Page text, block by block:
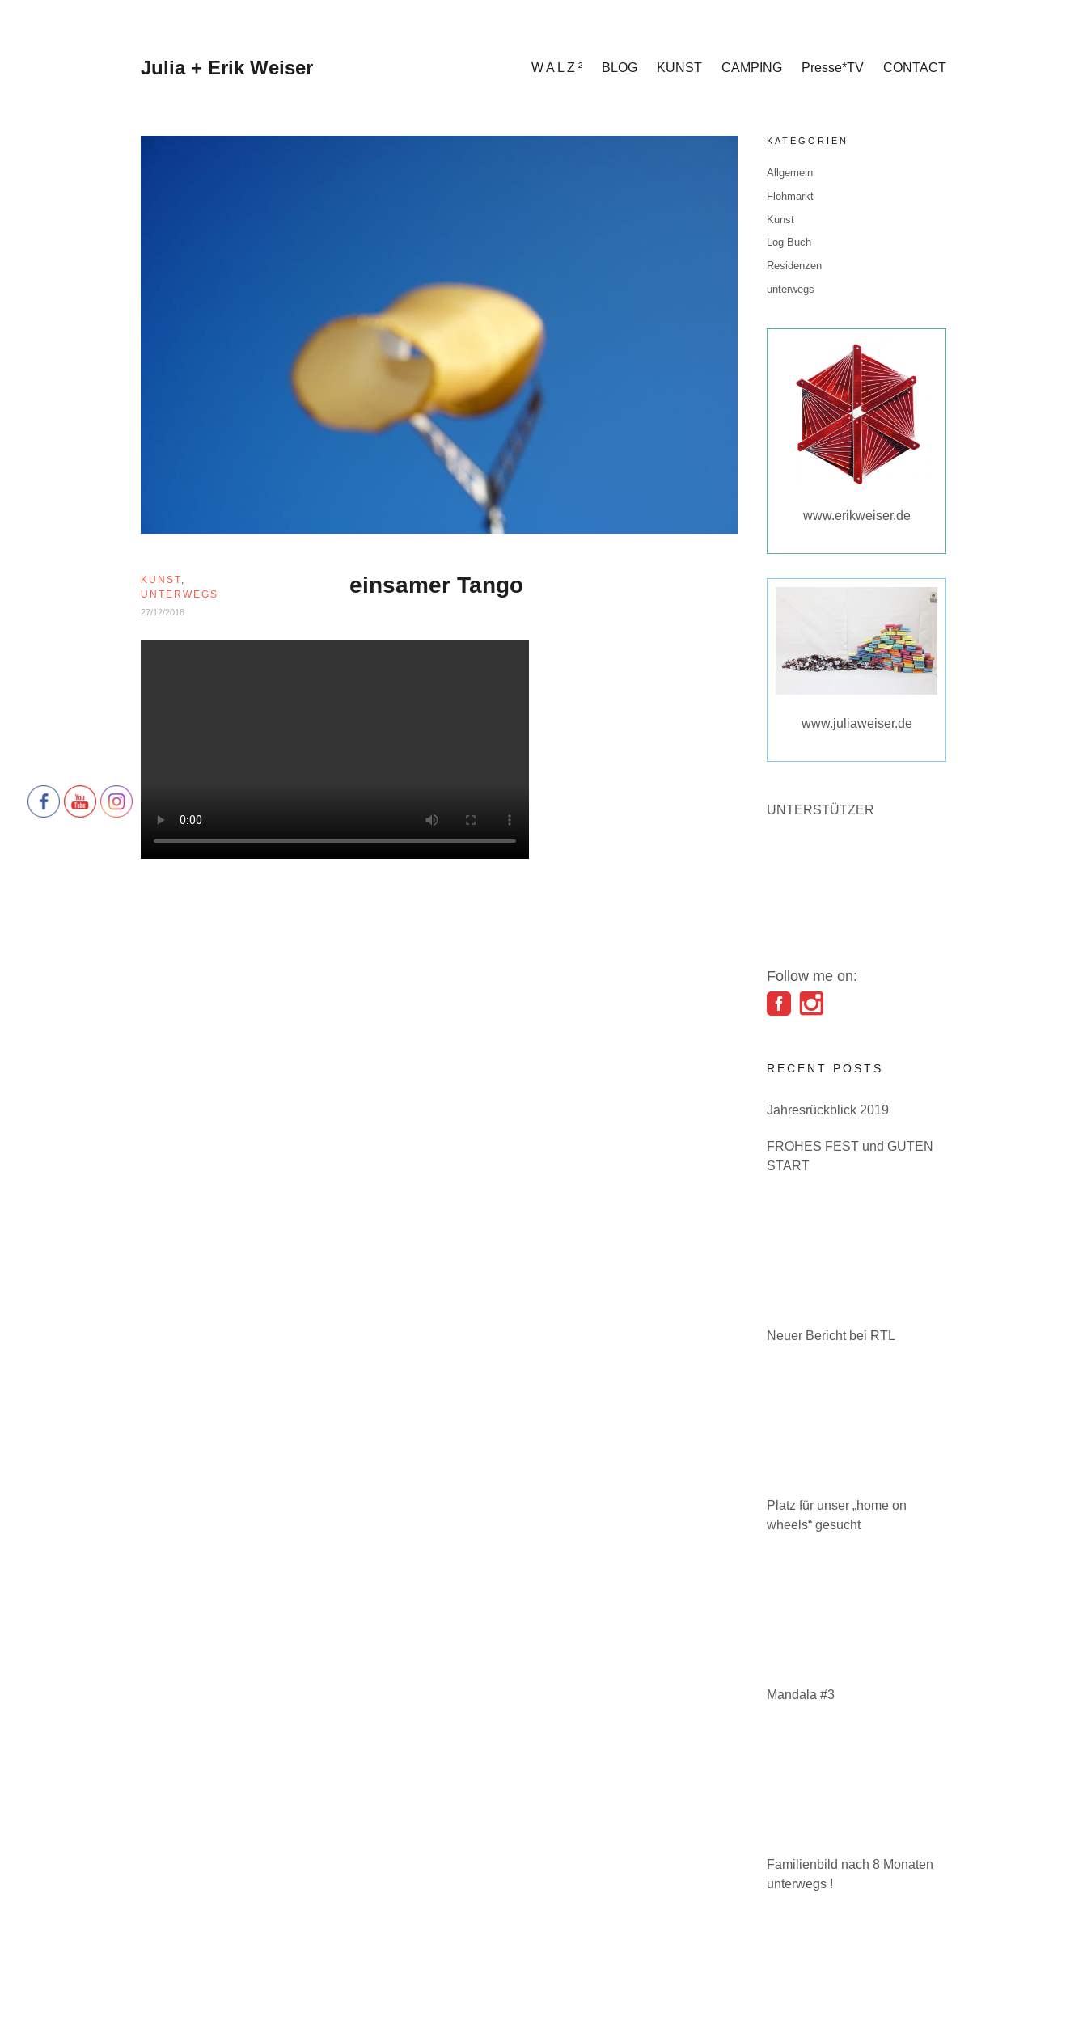
Julia + Erik Weiser W A L Z ² BLOG KUNST CAMPING Presse*TV CONTACT
einsamer Tango
KUNST,
UNTERWEGS
27/12/2018
KATEGORIEN
Allgemein
Flohmarkt
Kunst
Log Buch
Residenzen
unterwegs
www.erikweiser.de
www.juliaweiser.de
UNTERSTÜTZER
Follow me on:
RECENT POSTS
Jahresrückblick 2019
FROHES FEST und GUTEN
START
Neuer Bericht bei RTL
Platz für unser „home on
wheels“ gesucht
Mandala #3
Familienbild nach 8 Monaten
unterwegs !